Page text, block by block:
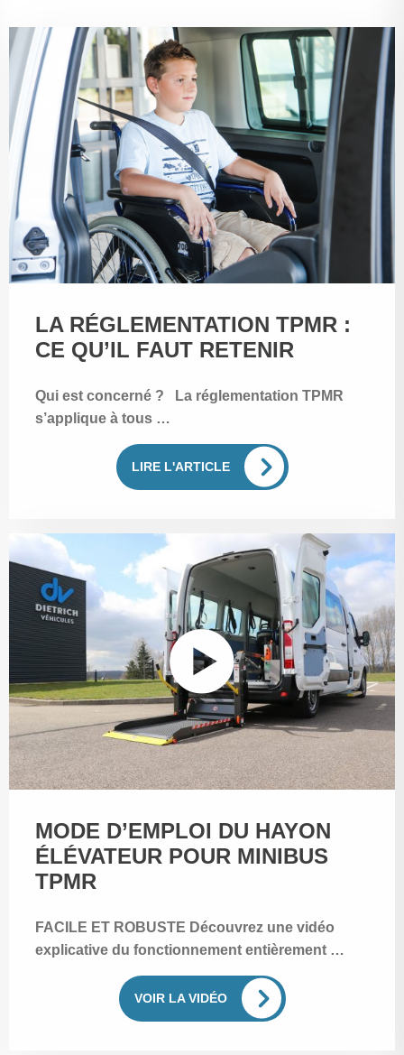
LA RÉGLEMENTATION TPMR :
CE QU’IL FAUT RETENIR
Qui est concerné ? La réglementation TPMR
s’applique à tous …
LIRE L'ARTICLE
MODE D’EMPLOI DU HAYON
ÉLÉVATEUR POUR MINIBUS
TPMR
FACILE ET ROBUSTE Découvrez une vidéo
explicative du fonctionnement entièrement …
VOIR LA VIDÉO